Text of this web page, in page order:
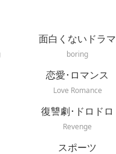
面白くないドラマ
boring
恋愛･ロマンス
Love Romance
復讐劇･ドロドロ
Revenge
スポーツ